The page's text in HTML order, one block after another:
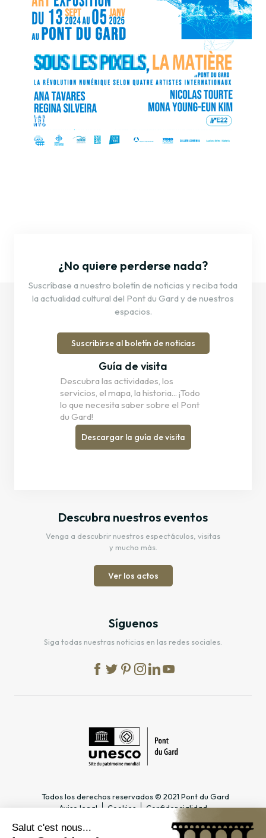
¿No quiere perderse nada?
Suscríbase a nuestro boletín de noticias y reciba toda
la actualidad cultural del Pont du Gard y de nuestros
espacios.
Suscribirse al boletín de noticias
Guía de visita
Descubra las actividades, los
servicios, el mapa, la historia... ¡Todo
lo que necesita saber sobre el Pont
du Gard!
Descargar la guía de visita
Descubra nuestros eventos
Venga a descubrir nuestros espectáculos, visitas
y mucho más.
Ver los actos
Síguenos
Siga todas nuestras noticias en las redes sociales.
Todos los derechos reservados © 2021 Pont du Gard
Aviso legal
Cookies Confidencialidad